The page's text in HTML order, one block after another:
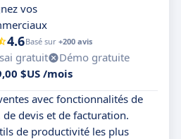
vos
4.6Basé sur +200 avis
gratuit
Démo gratuite
$US /mois
avec fonctionnalités de
devis et de facturation.
de productivité les plus